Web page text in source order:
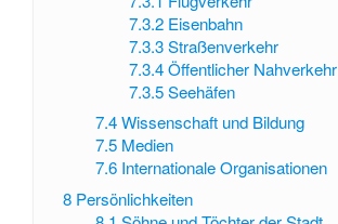
7.3.2 Eisenbahn
7.3.3 Straßenverkehr
7.3.4 Öffentlicher Nahverkehr
7.3.5 Seehäfen
7.4 Wissenschaft und Bildung
7.5 Medien
7.6 Internationale Organisationen
8 Persönlichkeiten